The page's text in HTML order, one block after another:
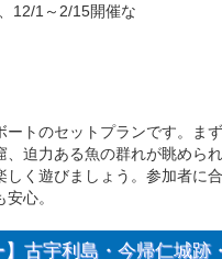
12/1～2/15開催な
トのセットプランです。ま
迫力ある魚の群れが眺めら
く遊びましょう。参加者に
心。
】古宇利島・今帰仁城跡